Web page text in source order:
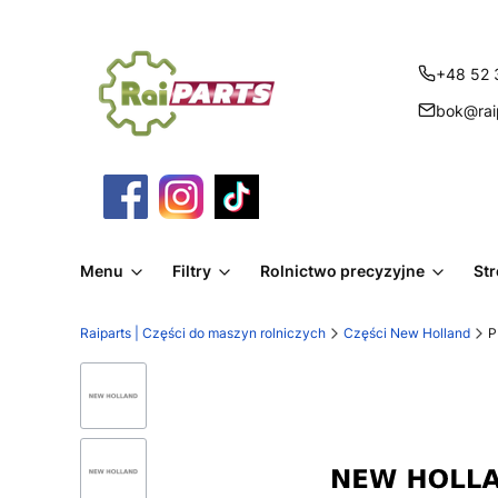
+48 52
Menu Filtry Rolnictwo precyzyjne
Raiparts | Części do maszyn rolniczych Części New Holland